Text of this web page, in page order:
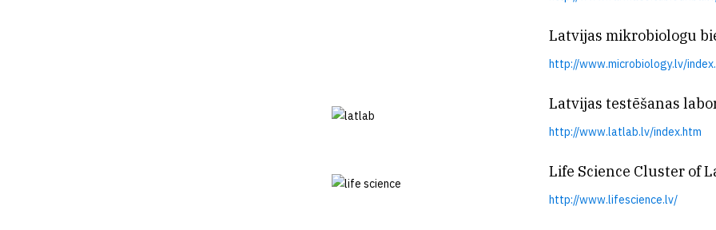
Latvijas mikrobiologu
http://www.microbiology.lv/
Latvijas testēšanas
http://www.latlab.lv/index.htm
Life Science Cluster of
http://www.lifescience.lv/